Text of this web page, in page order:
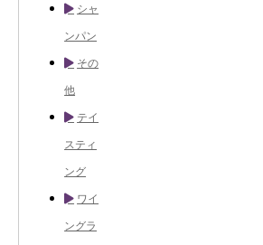
シャ
ンパン
その
他
テイ
スティ
ング
ワイ
ングラ